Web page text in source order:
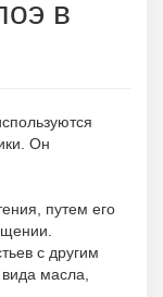
в
Он
путем его
с другим
масла,